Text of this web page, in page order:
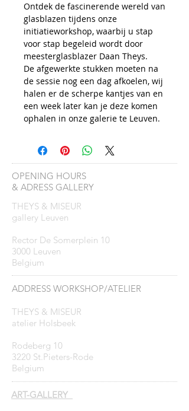
Ontdek de fascinerende wereld van
glasblazen tijdens onze
initiatieworkshop, waarbij u stap
voor stap begeleid wordt door
meesterglasblazer Daan Theys.
De afgewerkte stukken moeten na
de sessie nog een dag afkoelen, wij
halen er de scherpe kantjes van en
een week later kan je deze komen
ophalen in onze galerie te Leuven.
OPENING HOURS
& ADRESS GALLERY
THEYS & MISEUR
gallery Leuven
Rector De Somerplein 10
3000 Leuven
Belgium
ADDRESS WORKSHOP/ATELIER
THEYS & MISEUR
atelier Holsbeek
Rodeberg 10
3220 St.Pieters-Rode
Belgium
ART-GALLERY